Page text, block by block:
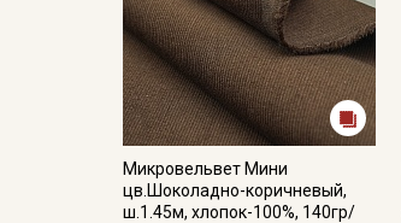
Микровельвет Мини
цв.Шоколадно-коричневый,
ш.1.45м, хлопок-100%, 140гр/